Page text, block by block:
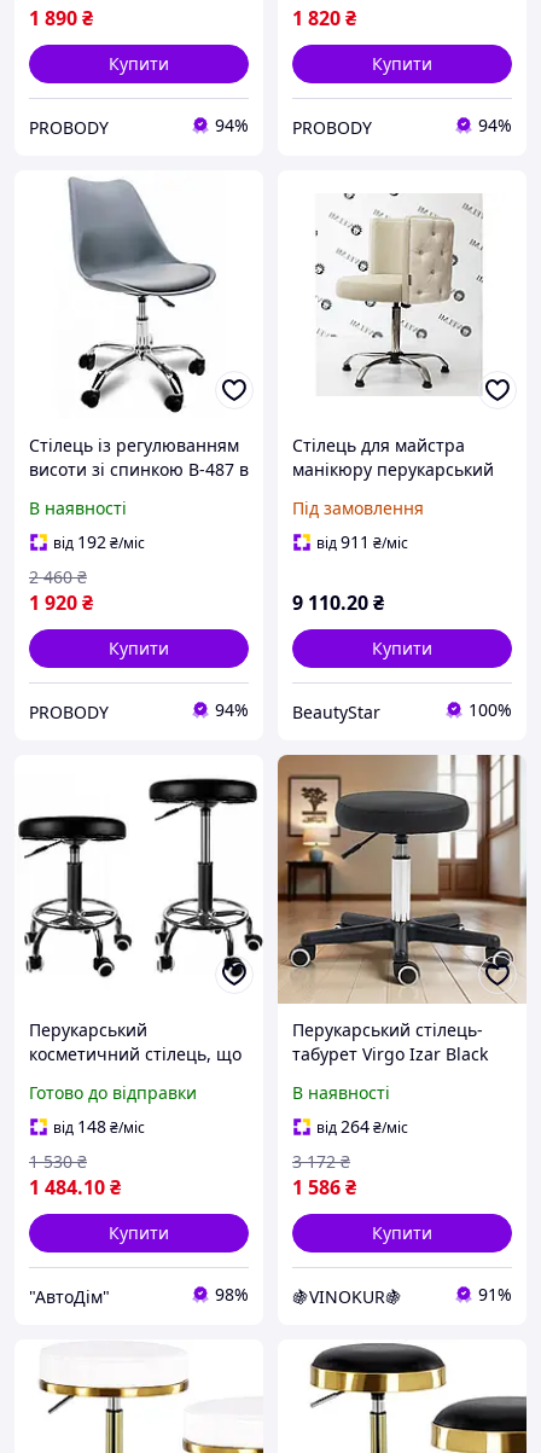
1 890₴
Купити
PROBODY 94%
1 820₴
Купити
PROBODY 94%
Стілець із регулюванням
висоти зі спинкою B-487 в
перукарню в офіс
стільчик для салону краси
В наявності
від 192₴/міс
1 920₴
2 460 ₴
Купити
PROBODY 94%
Стілець для майстра
манікюру перукарський
клієнтів стільці для
салону краси VM20
Під замовлення
від911 ₴/міс
9 110.20₴
Купити
BeautyStar 100%
Перукарський
косметичний стілець, що
Beautylushh каучукові
колеса (SF23505)
Готово до відправки
від 148₴/міс
1 484.10₴
1 530 ₴
Купити
"АвтоДім" 98%
Перукарський стілець-
табурет Virgo Izar Black
шкіри
В наявності
від264₴/міс
1 586₴
3 172 ₴
Купити
🍇VINOKUR🍇 91%